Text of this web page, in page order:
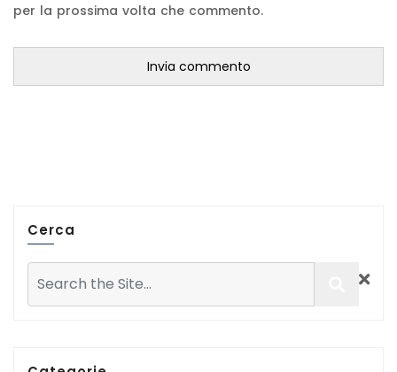
per la prossima volta che commento.
Cerca